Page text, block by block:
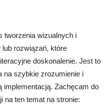
tworzenia wizualnych i
rozwiązań, które
doskonalenie. Jest to
na szybkie zrozumienie i
implementacją. Zachęcam do
na ten temat na stronie: